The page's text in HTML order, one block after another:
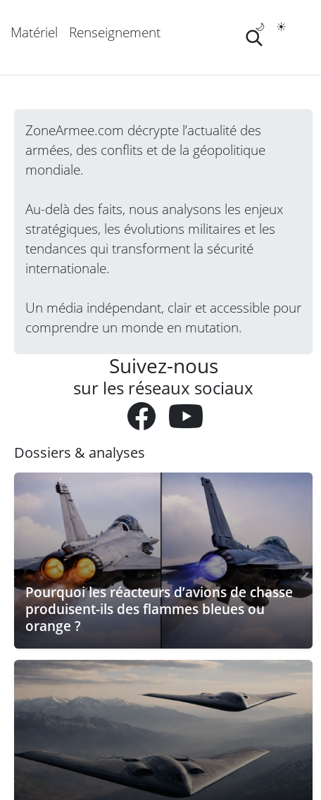
Matériel Renseignement ☀️
🌙
ZoneArmee.com décrypte l’actualité des
armées, des conflits et de la géopolitique
mondiale.
Au-delà des faits, nous analysons les enjeux
stratégiques, les évolutions militaires et les
tendances qui transforment la sécurité
internationale.
Un média indépendant, clair et accessible pour
comprendre un monde en mutation.
Suivez-nous
sur les réseaux sociaux
Dossiers & analyses
Pourquoi les réacteurs d’avions de chasse
produisent-ils des flammes bleues ou
orange ?